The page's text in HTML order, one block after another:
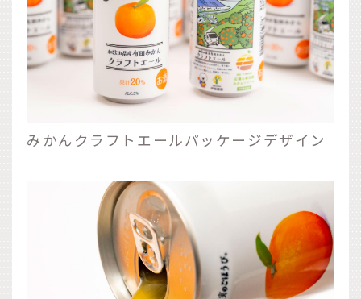
みかんクラフトエールパッケージデザイン